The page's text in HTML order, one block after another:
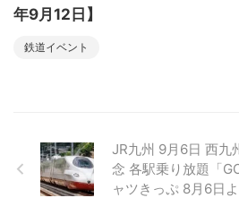
年9月12日】
鉄道イベント
JR九州 9月6日 西九
念 各駅乗り放題「
ャツきっぷ 8月6日